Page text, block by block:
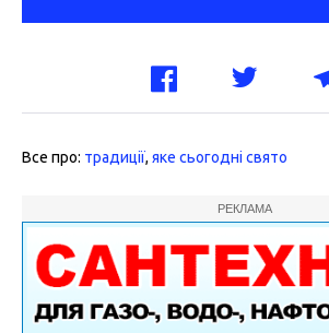
Все про: традиції, яке сьогодні свято
РЕКЛАМА